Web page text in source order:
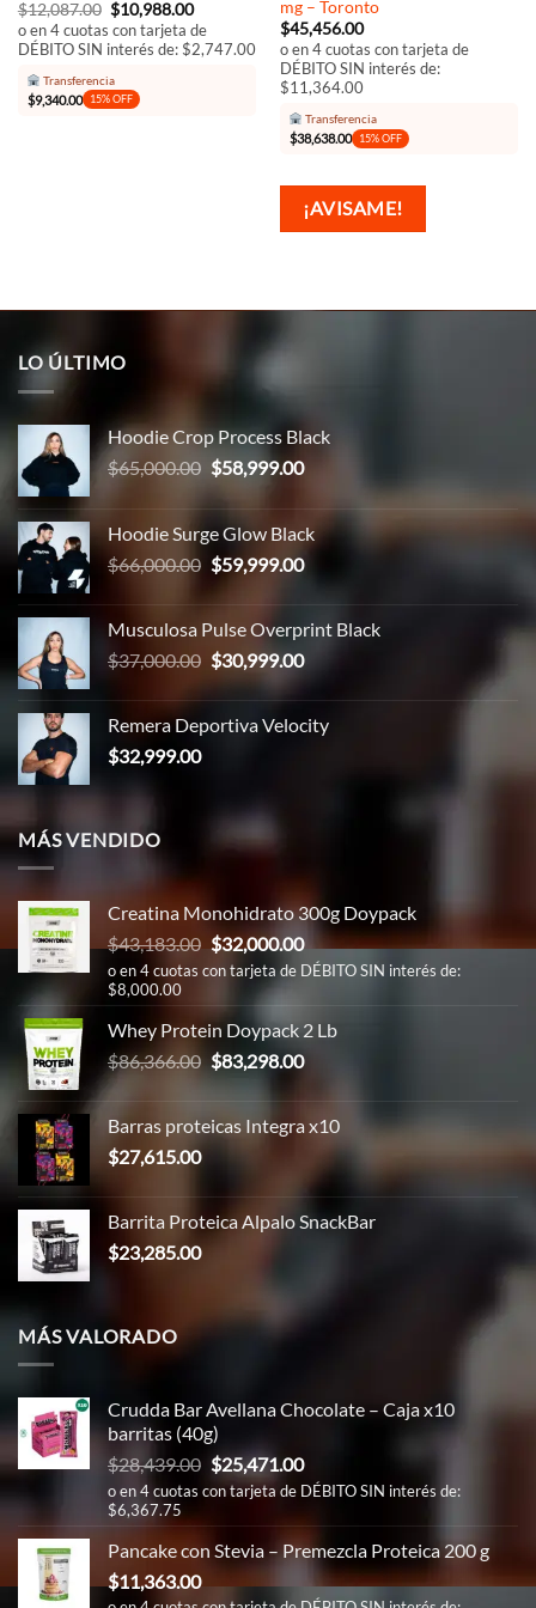
$12,087.00 El
precio
original
era:
$10,988.00El
precio
actual
es:
o en 4 cuotas con tarjeta de
DÉBITO SIN interés de: $2,747.00
Transferencia
$9,340.00 15% OFF
mg – Toronto
$45,456.00
o en 4 cuotas con tarjeta de
DÉBITO SIN interés de:
$11,364.00
Transferencia
$38,638.00 15% OFF
¡AVISAME!
LO ÚLTIMO
Hoodie Crop Process Black
$65,000.00 El
original
era:
$65,000.00.
$58,999.00El
actual
es:
$58,999.00.
Hoodie Surge Glow Black
$66,000.00 El
original
era:
$66,000.00.
$59,999.00El
es:
$59,999.00.
Musculosa Pulse Overprint Black
$37,000.00 El
precio
original
era:
$30,999.00El
actual
es:
Remera Deportiva Velocity
$32,999.00
MÁS VENDIDO
Creatina Monohidrato 300g Doypack
$43,183.00 El
precio
original
era:
$43,183.00.
$32,000.00El
precio
$32,000.00.
o en 4 cuotas con tarjeta de DÉBITO SIN interés de:
$8,000.00
Whey Protein Doypack 2 Lb
$86,366.00 El
precio
original
era:
$83,298.00El
es:
$83,298.00.
Barras proteicas Integra x10
$27,615.00
Barrita Proteica Alpalo SnackBar
$23,285.00
MÁS VALORADO
Crudda Bar Avellana Chocolate – Caja x10
barritas (40g)
$28,439.00 El
precio
$28,439.00.
$25,471.00El
precio
$25,471.00.
o en 4 cuotas con tarjeta de DÉBITO SIN interés de:
$6,367.75
Pancake con Stevia – Premezcla Proteica 200 g
$11,363.00